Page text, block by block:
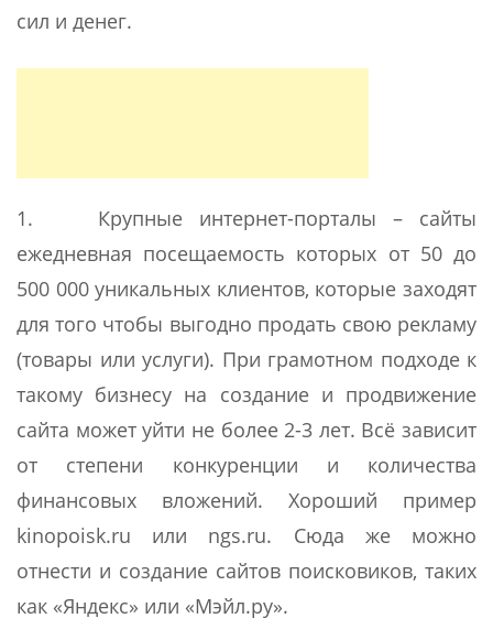
сил и денег.
1. Крупные интернет-порталы – сайты
ежедневная посещаемость которых от 50 до
500 000 уникальных клиентов, которые заходят
для того чтобы выгодно продать свою рекламу
(товары или услуги). При грамотном подходе к
такому бизнесу на создание и продвижение
сайта может уйти не более 2-3 лет. Всё зависит
от степени конкуренции и количества
финансовых вложений. Хороший пример
kinopoisk.ru или ngs.ru. Сюда же можно
отнести и создание сайтов поисковиков, таких
как «Яндекс» или «Мэйл.ру».